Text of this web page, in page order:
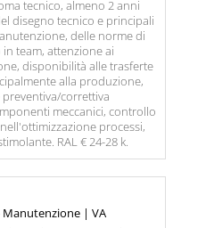
tecnico, almeno 2 anni
disegno tecnico e principali
delle norme di
team, attenzione ai
disponibilità alle trasferte
alla produzione,
correttiva
meccanici, controllo
processi,
RAL € 24-28 k.
| VA